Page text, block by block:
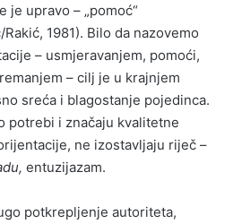
je upravo – „pomoć“
1981). Bilo da nazovemo
– usmjeravanjem, pomoći,
– cilj je u krajnjem
sreća i blagostanje pojedinca.
potrebi i značaju kvalitetne
ne izostavljaju riječ –
entuzijazam.
potkrepljenje autoriteta,